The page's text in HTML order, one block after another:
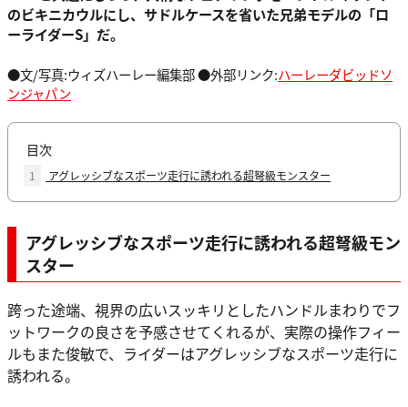
のビキニカウルにし、サドルケースを省いた兄弟モデルの「ロ
ーライダーS」だ。
●文/写真:ウィズハーレー編集部 ●外部リンク:ハーレーダビッドソ
ンジャパン
目次
1 アグレッシブなスポーツ走行に誘われる超弩級モンスター
アグレッシブなスポーツ走行に誘われる超弩級モン
スター
跨った途端、視界の広いスッキリとしたハンドルまわりでフ
ットワークの良さを予感させてくれるが、実際の操作フィー
ルもまた俊敏で、ライダーはアグレッシブなスポーツ走行に
誘われる。